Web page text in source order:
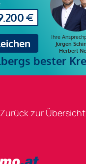
Zurück zur Übersicht